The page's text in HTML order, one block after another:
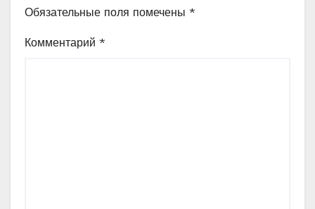
Обязательные поля помечены *
Комментарий *